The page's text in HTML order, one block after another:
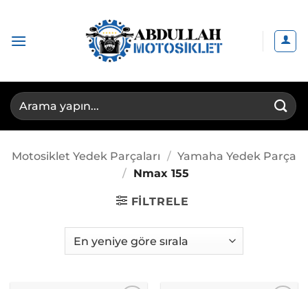
Ara:
Motosiklet Yedek Parçaları / Yamaha Yedek Parça
/ Nmax 155
FILTRELE